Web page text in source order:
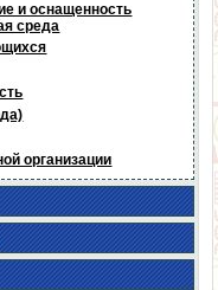
и оснащенность
среда
организации